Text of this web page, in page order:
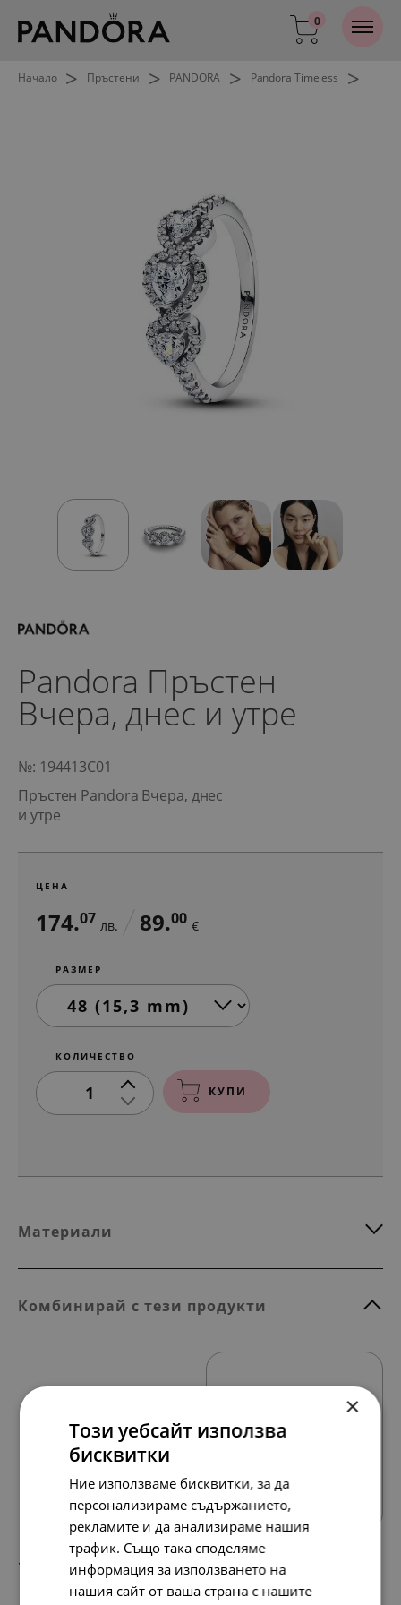
0
Начало > Пръстени > PANDORA > Pandora Timeless >
Pandora Пръстен
Вчера, днес и утре
№: 194413C01
Пръстен Pandora Вчера, днес
и утре
ЦЕНА
174.07 лв. 89.00 €
РАЗМЕР
КОЛИЧЕСТВО
1 КУПИ
Материали
Комбинирай с тези продукти
197. 101. €
×
Този уебсайт използва
бисквитки
Ние използваме бисквитки, за да
персонализираме съдържанието,
рекламите и да анализираме нашия
трафик. Също така споделяме
информация за използването на
нашия сайт от ваша страна с нашите